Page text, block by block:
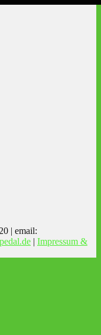
| email:
| Impressum &